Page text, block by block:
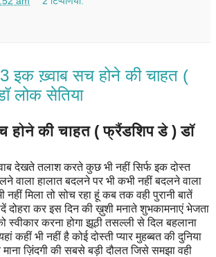
इक ख़्वाब सच होने की चाहत (
लोक सेतिया
की चाहत ( फ्रैंडशिप डे ) डॉ
देखते तलाश करते कुछ भी नहीं सिर्फ इक दोस्त
वाला हालात बदलने पर भी कभी नहीं बदलने वाला
मिला तो सोच रहा हूं कब तक वही पुरानी बातें
दोहरा कर इस दिन की ख़ुशी मनाते शुभकामनाएं भेजता
करना होगा झूठी तसल्ली से दिल बहलाना
कहीं भी नहीं है कोई दोस्ती प्यार मुहब्बत की दुनिया
माना ज़िंदगी की सबसे बड़ी दौलत जिसे समझा वही